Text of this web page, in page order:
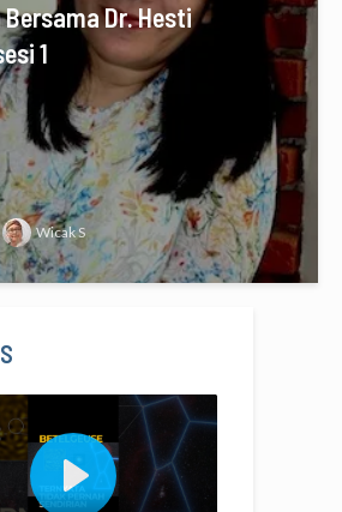
Dr. Hesti
1
Wicak S